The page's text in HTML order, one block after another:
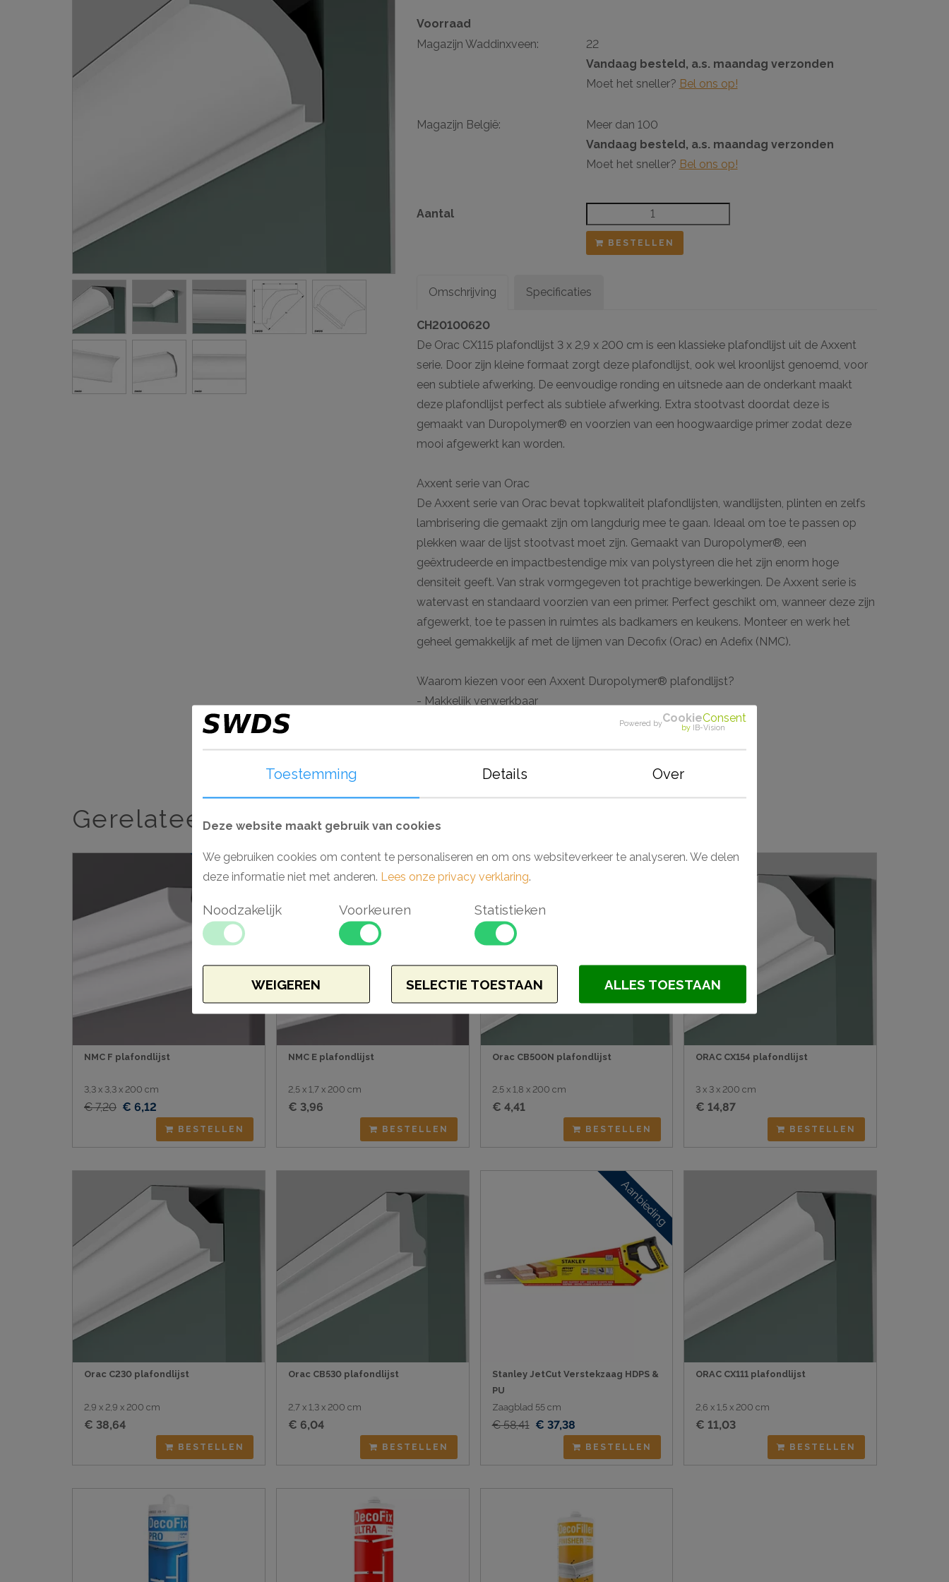
Gevellijsten
Schilderij ophangsysteem
Voorraad
Magazijn Waddinxveen:
22
Vandaag besteld, a.s. maandag verzonden
Moet het sneller? Bel ons op!
Magazijn België:
Meer dan 100
Vandaag besteld, a.s. maandag verzonden
Moet het sneller? Bel ons op!
Aantal
BESTELLEN
Omschrijving
CH20100620
De Orac CX115 plafondlijst 3 x 2,9 x 200 cm is een klassieke plafondlijst uit de Axxent
serie. Door zijn kleine formaat zorgt deze plafondlijst, ook wel kroonlijst genoemd, voor
een subtiele afwerking. De eenvoudige ronding en uitsnede aan de onderkant maakt
deze plafondlijst perfect als subtiele afwerking. Extra stootvast doordat deze is
gemaakt van Duropolymer® en voorzien van een hoogwaardige primer zodat deze
mooi afgewerkt kan worden.
Axxent serie van Orac
De Axxent serie van Orac bevat topkwaliteit plafondlijsten, wandlijsten, plinten en zelfs
lambrisering die gemaakt zijn om langdurig mee te gaan. Ideaal om toe te passen op
plekken waar de lijst stootvast moet zijn. Gemaakt van Duropolymer®, een
geëxtrudeerde en impactbestendige mix van polystyreen die het zijn enorm hoge
densiteit geeft. Van strak vormgegeven tot prachtige bewerkingen. De Axxent serie is
watervast en standaard voorzien van een primer. Perfect geschikt om, wanneer deze zijn
afgewerkt, toe te passen in ruimtes als badkamers en keukens. Monteer en werk het
geheel gemakkelijk af met de lijmen van Decofix (Orac) en Adefix (NMC).
Waarom kiezen voor een Axxent Duropolymer® plafondlijst?
- Makkelijk verwerkbaar
Specificaties
Gerelateerde artikelen
Aanbieding
NMC F plafondlijst
3,3 x 3,3 x 200 cm
€ 7,20 € 6,12
BESTELLEN
Aanbieding
NMC E plafondlijst
2,5 x 1,7 x 200 cm
€ 3,96
BESTELLEN
Orac CB500N plafondlijst
2,5 x 1,8 x 200 cm
€ 4,41
BESTELLEN
ORAC CX154 plafondlijst
3 x 3 x 200 cm
€ 14,87
BESTELLEN
Orac C230 plafondlijst
2,9 x 2,9 x 200 cm
€ 38,64
BESTELLEN
Orac CB530 plafondlijst
2,7 x 1,3 x 200 cm
€ 6,04
BESTELLEN
Aanbieding
Stanley JetCut Verstekzaag HDPS &
PU
Zaagblad 55 cm
€ 58,41 € 37,38
BESTELLEN
ORAC CX111 plafondlijst
2,6 x 1,5 x 200 cm
€ 11,03
BESTELLEN
Powered byCookieConsent
by IB-Vision
Toestemming Details Over
Deze website maakt gebruik van cookies
We gebruiken cookies om content te personaliseren en om ons websiteverkeer te analyseren. We delen
deze informatie niet met anderen. Lees onze privacy verklaring.
Noodzakelijk Voorkeuren Statistieken
WEIGEREN SELECTIE TOESTAAN ALLES TOESTAAN